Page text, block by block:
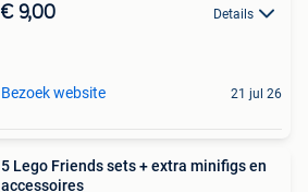
€ 9,00 Details
Bezoek website 21 jul 26
5 Lego Friends sets + extra minifigs en
accessoires